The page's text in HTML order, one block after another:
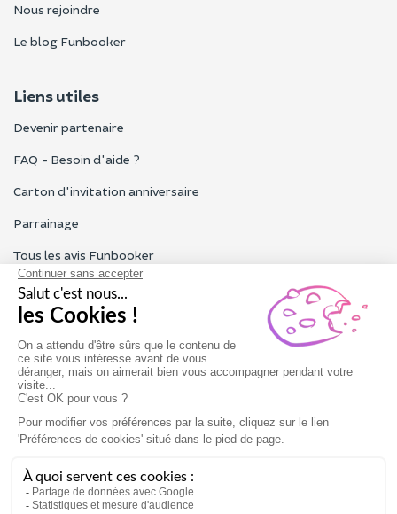
Nous rejoindre
Le blog Funbooker
Liens utiles
Devenir partenaire
FAQ - Besoin d'aide ?
Carton d'invitation anniversaire
Parrainage
Tous les avis Funbooker
Particuliers, entreprises, professionnels
Notre service client est ouvert du lundi au vendredi de 9h à 18h
Nous contacter
Conditions générales
Mentions légales